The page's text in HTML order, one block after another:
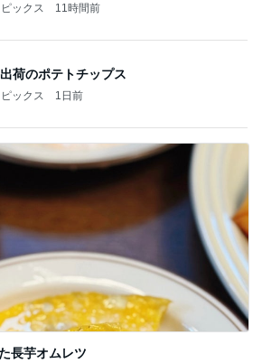
ックス 11時間前
荷のポテトチップス
ックス 1日前
長芋オムレツ